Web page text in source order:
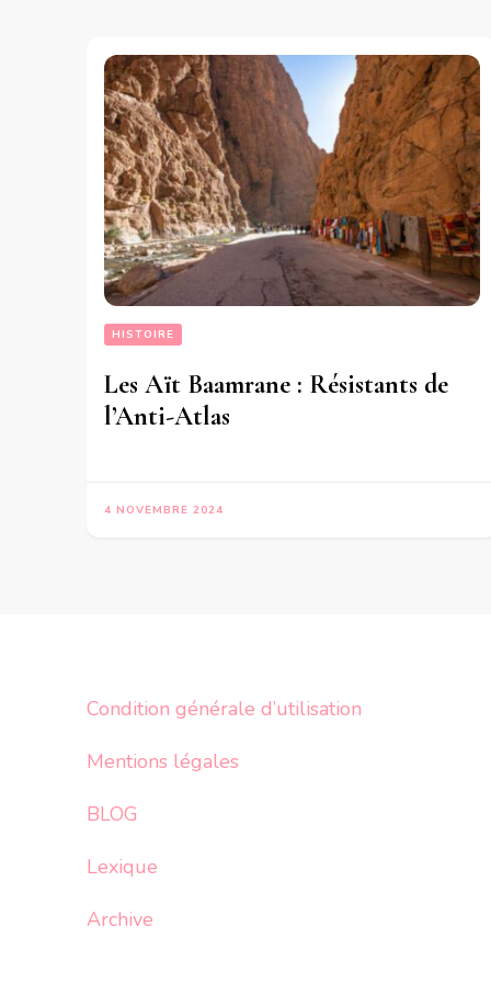
HISTOIRE
Les Aït Baamrane : Résistants de
l’Anti-Atlas
4 NOVEMBRE 2024
Condition générale d’utilisation
Mentions légales
BLOG
Lexique
Archive